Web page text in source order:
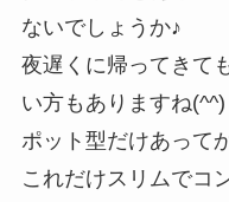
ないでしょうか♪
夜遅くに帰ってきて
い方もありますね(^^)
ポット型だけあって
これだけスリムでコ